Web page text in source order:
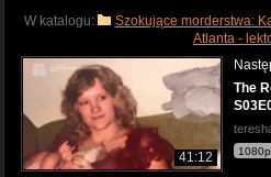
W katalogu:
Szokujące morderstwa:
Atlanta -
41:12
The
1080p